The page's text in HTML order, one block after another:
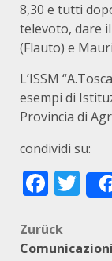
8,30 e tutti
televoto, dare
(Flauto) e
L’ISSM
esempi di
Provincia di
condividi su:
Zurück